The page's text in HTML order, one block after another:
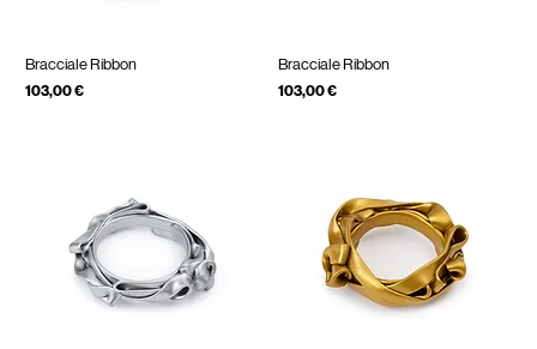
Bracciale Ribbon
Prezzo
103,00 €
Bracciale Ribbon
Prezzo
103,00 €